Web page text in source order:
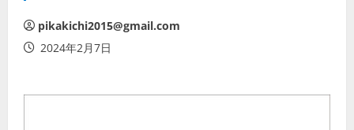
pikakichi2015@gmail.com
2024年2月7日